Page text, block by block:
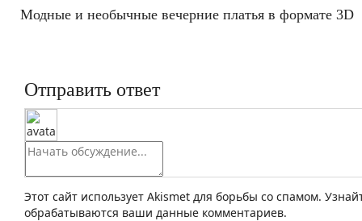
Модные и необычные вечерние платья в формате 3D
Отправить ответ
Этот сайт использует Akismet для борьбы со спамом.
обрабатываются ваши данные комментариев.